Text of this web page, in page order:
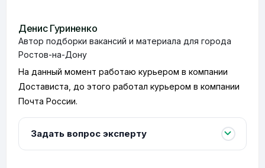
Денис Гуриненко
Автор подборки вакансий и материала для города
Ростов-на-Дону
На данный момент работаю курьером в компании
Достависта, до этого работал курьером в компании
Почта России.
Задать вопрос эксперту